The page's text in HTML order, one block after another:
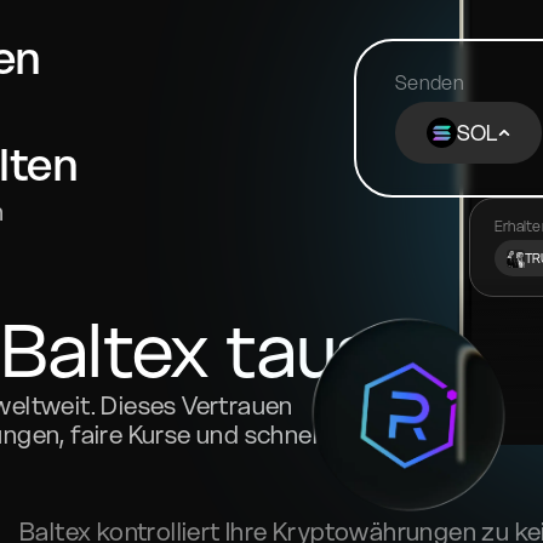
Senden
SOL
Dieses Vertrauen
faire Kurse und schnelle
Baltex kontrolliert Ihre Kryptowährungen zu